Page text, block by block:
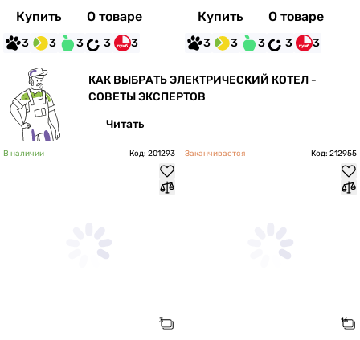
Купить О товаре
3 3 3 3 3
Купить О товаре
3 3 3 3 3
КАК ВЫБРАТЬ ЭЛЕКТРИЧЕСКИЙ КОТЕЛ -
СОВЕТЫ ЭКСПЕРТОВ
Читать
В наличии Код: 201293 Заканчивается Код: 212955